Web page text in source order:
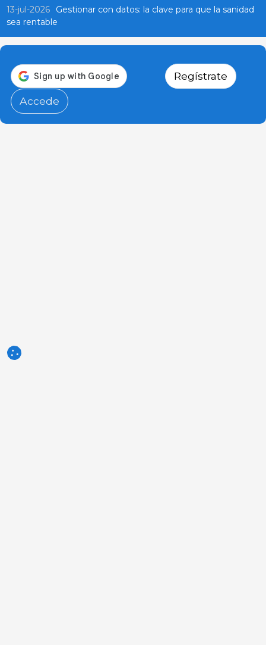
13-jul-2026
Gestionar con datos: la clave para que la sanidad
sea rentable
Regístrate
Accede